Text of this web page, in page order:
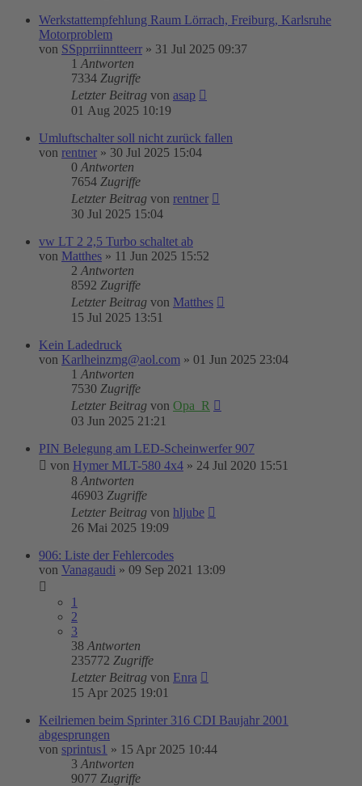
Werkstattempfehlung Raum Lörrach, Freiburg, Karlsruhe
Motorproblem
von SSpprriinntteerr » 31 Jul 2025 09:37
1 Antworten
7334 Zugriffe
Letzter Beitrag von asap
01 Aug 2025 10:19
Umluftschalter soll nicht zurück fallen
von rentner » 30 Jul 2025 15:04
0 Antworten
7654 Zugriffe
Letzter Beitrag von rentner
30 Jul 2025 15:04
vw LT 2 2,5 Turbo schaltet ab
von Matthes » 11 Jun 2025 15:52
2 Antworten
8592 Zugriffe
Letzter Beitrag von Matthes
15 Jul 2025 13:51
Kein Ladedruck
von Karlheinzmg@aol.com » 01 Jun 2025 23:04
1 Antworten
7530 Zugriffe
Letzter Beitrag von Opa_R
03 Jun 2025 21:21
PIN Belegung am LED-Scheinwerfer 907
von Hymer MLT-580 4x4 » 24 Jul 2020 15:51
8 Antworten
46903 Zugriffe
Letzter Beitrag von hljube
26 Mai 2025 19:09
906: Liste der Fehlercodes
von Vanagaudi » 09 Sep 2021 13:09
1
2
3
38 Antworten
235772 Zugriffe
Letzter Beitrag von Enra
15 Apr 2025 19:01
Keilriemen beim Sprinter 316 CDI Baujahr 2001
abgesprungen
von sprintus1 » 15 Apr 2025 10:44
3 Antworten
9077 Zugriffe